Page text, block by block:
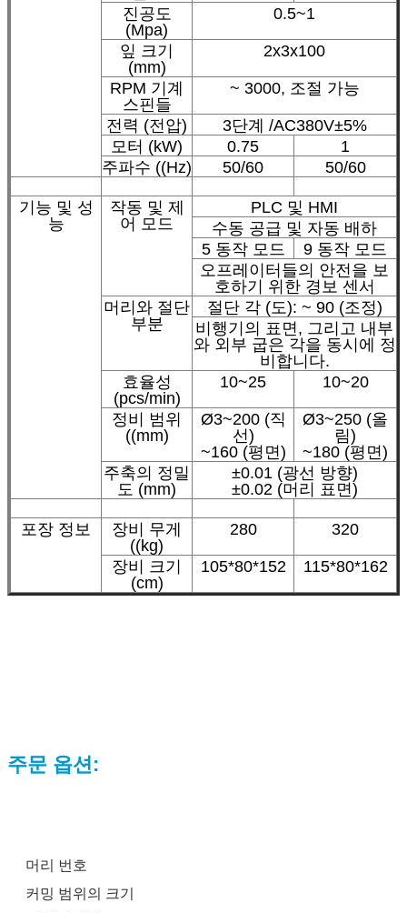
진공도
(Mpa)
0.5~1
잎 크기
(mm)
2x3x100
RPM 기계
스핀들
~ 3000, 조절 가능
전력 (전압)
3단계 /AC380V±5%
모터 (kW)
0.75
1
주파수 ((Hz)
50/60 50/60
기능 및 성
능
작동 및 제
어 모드
PLC 및 HMI
수동 공급 및 자동 배하
5 동작 모드
9 동작 모드
오프레이터들의 안전을 보
호하기 위한 경보 센서
머리와 절단
부분
절단 각 (도): ~ 90 (조정)
비행기의 표면, 그리고 내부
와 외부 굽은 각을 동시에 정
비합니다.
효율성
(pcs/min)
10~25 10~20
정비 범위
((mm)
Ø3~200 (직
선)
~160 (평면)
Ø3~250 (올
림)
~180 (평면)
주축의 정밀
도 (mm)
±0.01 (광선 방향)
±0.02 (머리 표면)
포장 정보
장비 무게
((kg)
280 320
장비 크기
(cm)
105*80*152 115*80*162
주문 옵션:
머리 번호
커밍 범위의 크기